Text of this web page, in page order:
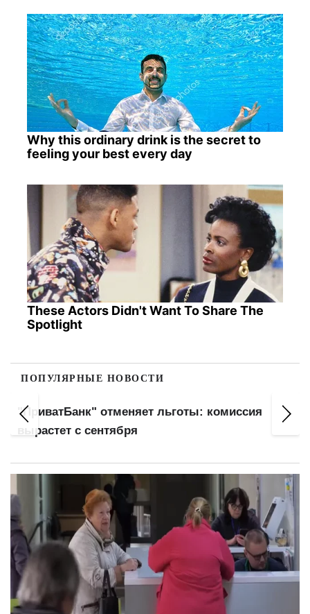
Why this ordinary drink is the secret to
feeling your best every day
These Actors Didn't Want To Share The
Spotlight
ПОПУЛЯРНЫЕ НОВОСТИ
"ПриватБанк" отменяет льготы: комиссия
вырастет с сентября